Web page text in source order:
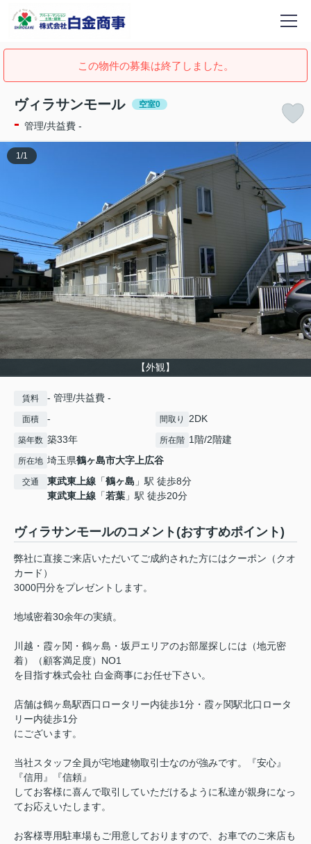
この物件の募集は終了しました。
ヴィラサンモール 空室0
- 管理/共益費 -
【外観】
1 /1
賃料 - 管理/共益費 -
面積 - 間取り 2DK
築年数 築33年 所在階 1階/2階建
所在地 埼玉県鶴ヶ島市大字上広谷
交通 東武東上線 「鶴ヶ島 」駅 徒歩8分
東武東上線 「若葉 」駅 徒歩20分
ヴィラサンモールのコメント(おすすめポイント)
弊社に直接ご来店いただいてご成約された方にはクーポン（クオ
カード）
3000円分をプレゼントします。
地域密着30余年の実績。
川越・霞ヶ関・鶴ヶ島・坂戸エリアのお部屋探しには（地元密
着）（顧客満足度）NO1
を目指す株式会社 白金商事にお任せ下さい。
店舗は鶴ヶ島駅西口ロータリー内徒歩1分・霞ヶ関駅北口ロータ
リー内徒歩1分
にございます。
当社スタッフ全員が宅地建物取引士なのが強みです。『安心』
『信用』『信頼』
してお客様に喜んで取引していただけるように私達が親身になっ
てお応えいたします。
お客様専用駐車場もご用意しておりますので、お車でのご来店も